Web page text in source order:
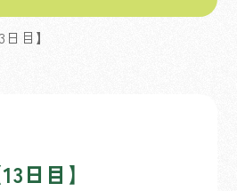
目】
日目】